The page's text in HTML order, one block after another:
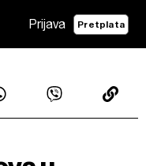
Prijava Pretplata